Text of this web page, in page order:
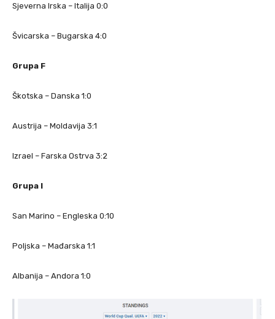
Sjeverna Irska – Italija 0:0
Švicarska – Bugarska 4:0
Grupa F
Škotska – Danska 1:0
Austrija – Moldavija 3:1
Izrael – Farska Ostrva 3:2
Grupa I
San Marino – Engleska 0:10
Poljska – Mađarska 1:1
Albanija – Andora 1:0